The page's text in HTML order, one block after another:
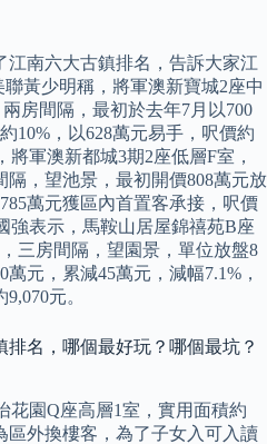
江南六大古鎮排名，告訴大家江
黃少明稱，將軍澳新寶城2座中
房間隔，最初於去年7月以700
10%，以628萬元易手，呎價約
將軍澳新都城3期2座低層F室，
隔，望池景，最初開價808萬元放
萬元獲區內首置客承接，呎價
強表示，馬鞍山居屋錦禧苑B座
三房間隔，望園景，單位放盤8
元，累減45萬元，減幅7.1%，
元。
名，哪個最好玩？哪個最坑？
花園Q座高層1室，實用面積約
區外換樓客，為了子女入可入讀